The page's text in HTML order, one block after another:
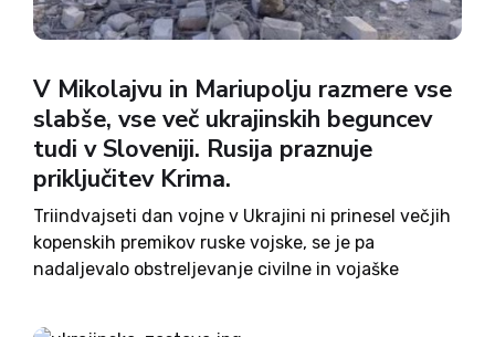
V Mikolajvu in Mariupolju razmere vse
slabše, vse več ukrajinskih beguncev
tudi v Sloveniji. Rusija praznuje
priključitev Krima.
Triindvajseti dan vojne v Ukrajini ni prinesel večjih
kopenskih premikov ruske vojske, se je pa
nadaljevalo obstreljevanje civilne in vojaške
danes napadi v mestu Mikolajiv, ki je strateškega